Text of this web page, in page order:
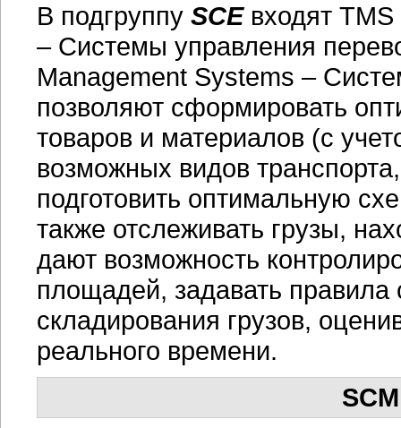
В подгруппу SCEвходят TMS
– Системы управления
Management Systems –
позволяют сформировать
товаров и материалов (с
возможных видов
подготовить оптимальную
также отслеживать грузы,
дают возможность
площадей, задавать правила
складирования грузов,
реального времени.